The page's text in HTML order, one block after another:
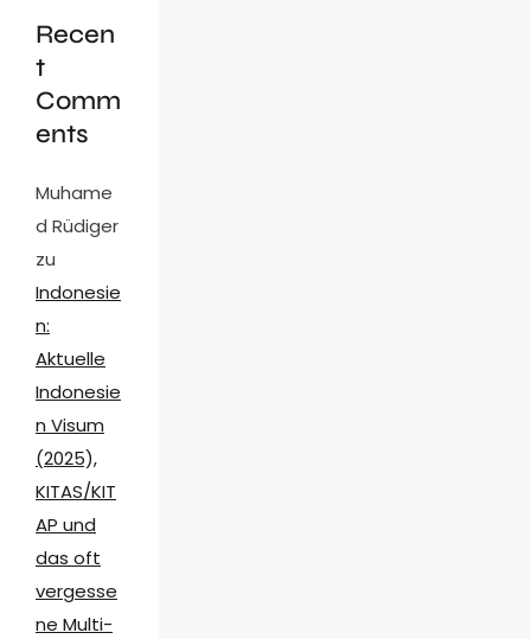
Recen
t
Comm
ents
Muhame
d Rüdiger
zu
Indonesie
n:
Aktuelle
Indonesie
n Visum
(2025),
KITAS/KIT
AP und
das oft
vergesse
ne Multi-